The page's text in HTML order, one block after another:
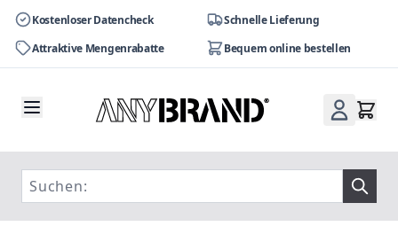
Kostenloser Datencheck
Schnelle Lieferung
Attraktive Mengenrabatte
Bequem online bestellen